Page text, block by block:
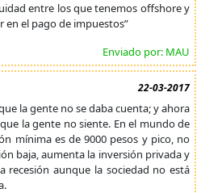
entre los que tenemos offshore y
en el pago de impuestos”
Enviado por: MAU
22-03-2017
la gente no se daba cuenta; y ahora
la gente no siente. En el mundo de
mínima es de 9000 pesos y pico, no
baja, aumenta la inversión privada y
recesión aunque la sociedad no está